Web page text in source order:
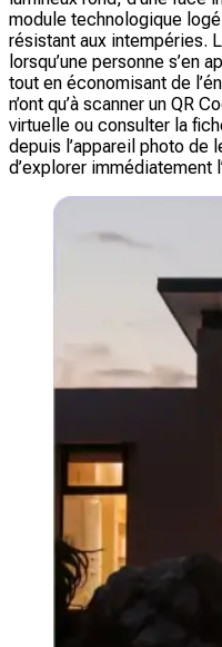
module technologique
résistant aux intempéries.
lorsqu’une personne s’en
tout en économisant de
n’ont qu’à scanner un QR
virtuelle ou consulter la
depuis l’appareil photo de
d’explorer immédiatement